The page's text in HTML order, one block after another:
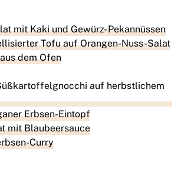
mit Kaki und Gewürz- Pekannüssen
Tofu auf Orangen-Nuss-Salat
dem Ofen
auf herbstlichem
Erbsen-Eintopf
mit Blaubeersauce
Curry